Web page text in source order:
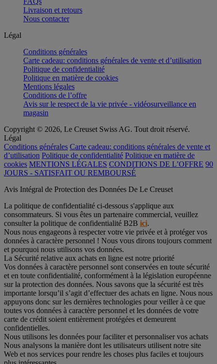
Livraison et retours
Nous contacter
Légal
Conditions générales
Carte cadeau: conditions générales de vente et d’utilisation
Politique de confidentialité
Politique en matière de cookies
Mentions légales
Conditions de l’offre
Avis sur le respect de la vie privée - vidéosurveillance en
magasin
Copyright © 2026, Le Creuset Swiss AG. Tout droit réservé.
Légal
Conditions générales Carte cadeau: conditions générales de vente et
d’utilisation Politique de confidentialité Politique en matière de
cookies MENTIONS LÉGALES CONDITIONS DE L’OFFRE 90
JOURS - SATISFAIT OU REMBOURSÉ
Avis Intégral de Protection des Données De Le Creuset
La politique de confidentialité ci-dessous s'applique aux
consommateurs. Si vous êtes un partenaire commercial, veuillez
consulter la politique de confidentialité B2B ici.
Nous nous engageons à respecter votre vie privée et à protéger vos
données à caractère personnel ! Nous vous dirons toujours comment
et pourquoi nous utilisons vos données.
La Sécurité relative aux achats en ligne est notre priorité
Vos données à caractère personnel sont conservées en toute sécurité
et en toute confidentialité, conformément à la législation européenne
sur la protection des données. Nous savons que la sécurité est très
importante lorsqu’il s’agit d’effectuer des achats en ligne. Nous nous
appuyons donc sur les dernières technologies pour veiller à ce que
toutes vos données à caractère personnel et les données de votre
carte de crédit soient entièrement protégées et demeurent
confidentielles.
Nous utilisons les données pour faciliter et personnaliser vos achats
Nous analysons la manière dont les utilisateurs utilisent notre site
Web et nos services pour rendre les choses plus faciles et toujours